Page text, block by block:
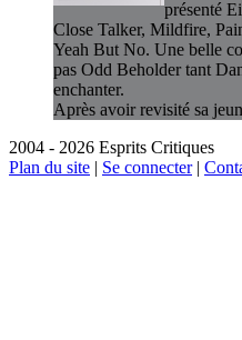
présenté
Close Talker, Mildfire,
Yeah But No. Une belle
pas Odd Beholder tant
enchanter.
Après avoir revisité sa
2004 - 2026 Esprits Critiques
Plan du site | Se connecter|